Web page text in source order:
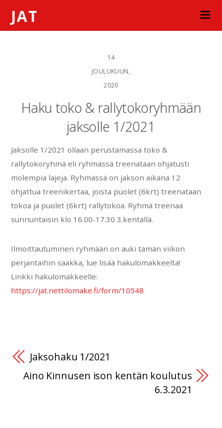
JAT
14
JOULUKUUN,
2020
Haku toko & rallytokoryhmään
jaksolle 1/2021
Jaksolle 1/2021 ollaan perustamassa toko &
rallytokoryhmä eli ryhmässä treenataan ohjatusti
molempia lajeja. Ryhmässä on jakson aikana 12
ohjattua treenikertaa, joista puolet (6krt) treenataan
tokoa ja puolet (6krt) rallytokoa. Ryhmä treenaa
sunnuntaisin klo 16.00-17.30 3.kentällä.
Ilmoittautuminen ryhmään on auki tämän viikon
perjantaihin saakka, lue lisää hakulomakkeelta!
Linkki hakulomakkeelle:
https://jat.nettilomake.fi/form/10548
Jaksohaku 1/2021
Aino Kinnusen ison kentän koulutus
6.3.2021